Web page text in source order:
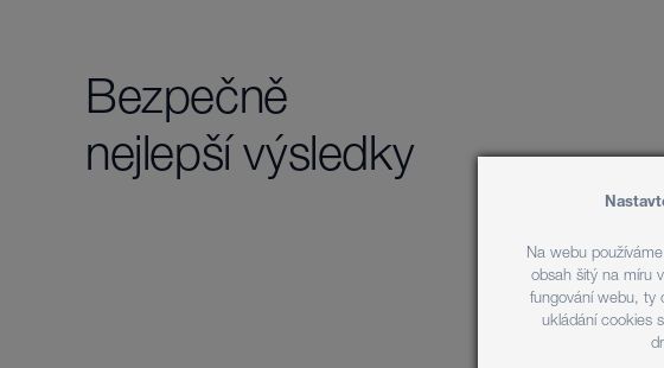
Bezpečně
nejlepší výsledky
Na webu
obsah šitý na míru
fungování webu, ty
ukládání cookies